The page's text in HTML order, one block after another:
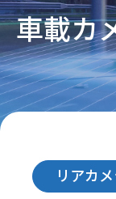
車載カ
リアカ